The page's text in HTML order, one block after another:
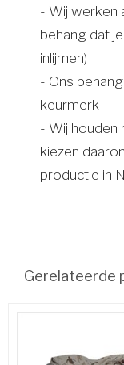
- Wij werken
behang dat je
inlijmen)
- Ons
keurmerk
- Wij houden
kiezen
productie in
Gerelateerde